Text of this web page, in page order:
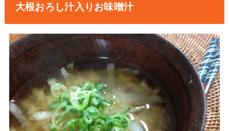
大根おろし汁入りお味噌汁